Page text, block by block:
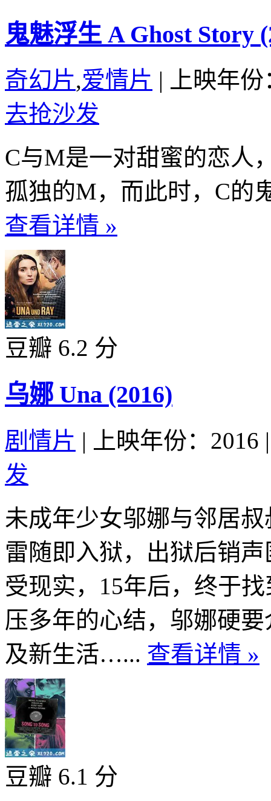
鬼魅浮生 A Ghost Story
奇幻片,爱情片 |
上映年
去抢沙发
C与M是一对甜蜜的恋人
孤独的M，而此时，C的
查看详情 »
豆瓣 6.2 分
乌娜 Una (2016)
剧情片 | 上映年份：2016 |
发
未成年少女邬娜与邻居
雷随即入狱，出狱后销
受现实，15年后，终于
压多年的心结，邬娜硬
及新生活…... 查看详情 »
豆瓣 6.1 分